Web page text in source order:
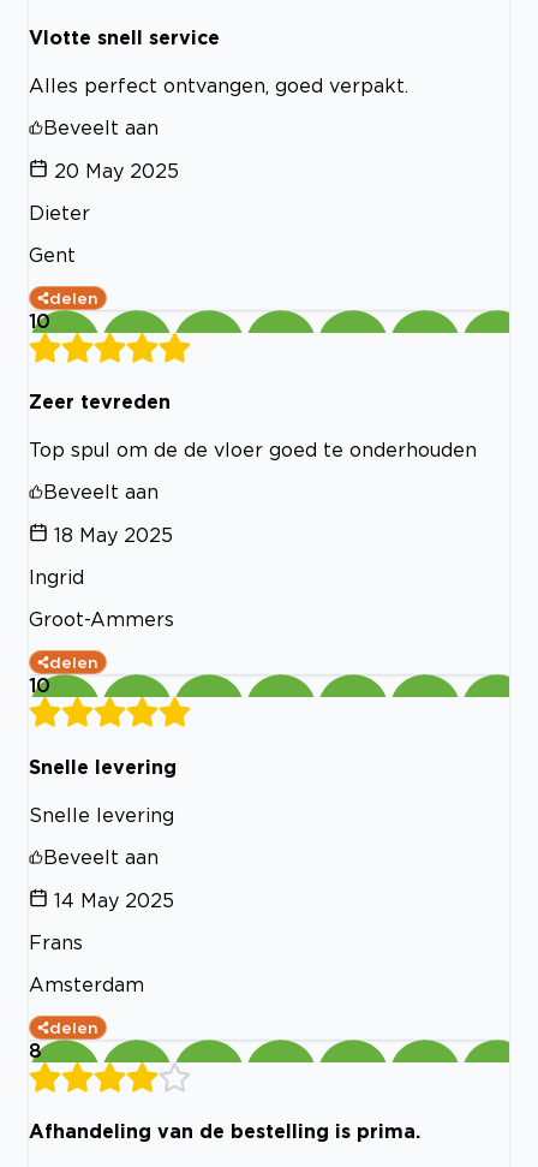
Vlotte snell service
Alles perfect ontvangen, goed verpakt.
Beveelt aan
20 May 2025
Dieter
Gent
delen
10
Zeer tevreden
Top spul om de de vloer goed te onderhouden
Beveelt aan
18 May 2025
Ingrid
Groot-Ammers
delen
10
Snelle levering
Snelle levering
Beveelt aan
14 May 2025
Frans
Amsterdam
delen
8
Afhandeling van de bestelling is prima.